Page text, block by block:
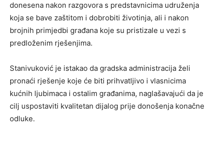
donesena nakon razgovora s predstavnicima udruženja
koja se bave zaštitom i dobrobiti životinja, ali i nakon
brojnih primjedbi građana koje su pristizale u vezi s
predloženim rješenjima.
Stanivuković je istakao da gradska administracija želi
pronaći rješenje koje će biti prihvatljivo i vlasnicima
kućnih ljubimaca i ostalim građanima, naglašavajući da je
cilj uspostaviti kvalitetan dijalog prije donošenja konačne
odluke.